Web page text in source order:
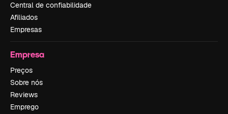
Central de confiabilidade
Afiliados
Empresas
Empresa
Preços
Sobre nós
Reviews
Emprego